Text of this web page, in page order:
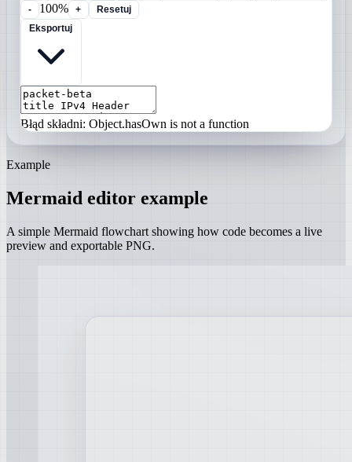
- 100% +
Resetuj
Błąd składni: Object.hasOwn is not a function
Example
Mermaid editor example
A simple Mermaid flowchart showing how code becomes a live
preview and exportable PNG.